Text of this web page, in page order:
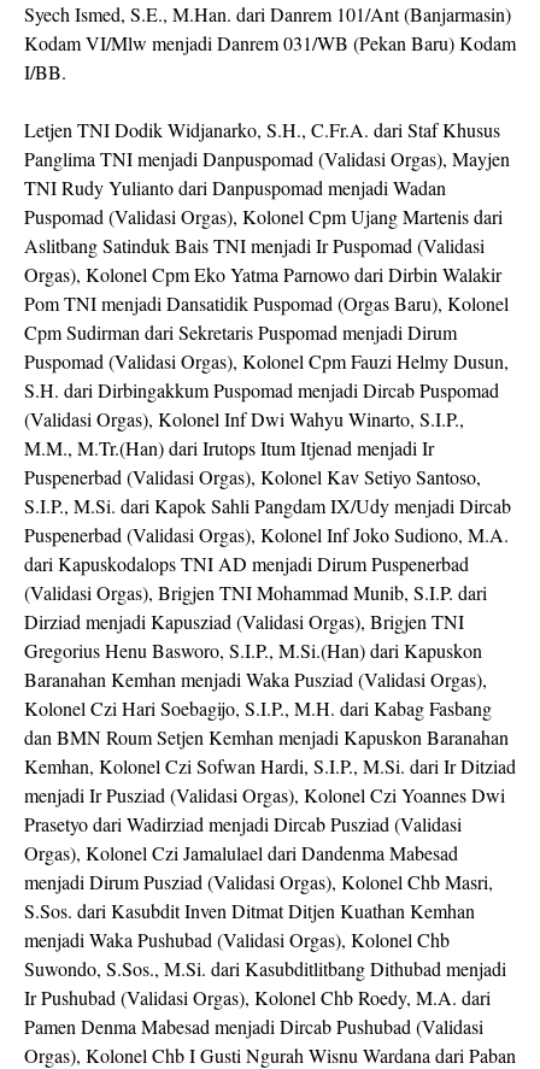
Syech Ismed, S.E., M.Han. dari Danrem 101/Ant (Banjarmasin)
Kodam VI/Mlw menjadi Danrem 031/WB (Pekan Baru) Kodam
I/BB.
Letjen TNI Dodik Widjanarko, S.H., C.Fr.A. dari Staf Khusus
Panglima TNI menjadi Danpuspomad (Validasi Orgas), Mayjen
TNI Rudy Yulianto dari Danpuspomad menjadi Wadan
Puspomad (Validasi Orgas), Kolonel Cpm Ujang Martenis dari
Aslitbang Satinduk Bais TNI menjadi Ir Puspomad (Validasi
Orgas), Kolonel Cpm Eko Yatma Parnowo dari Dirbin Walakir
Pom TNI menjadi Dansatidik Puspomad (Orgas Baru), Kolonel
Cpm Sudirman dari Sekretaris Puspomad menjadi Dirum
Puspomad (Validasi Orgas), Kolonel Cpm Fauzi Helmy Dusun,
S.H. dari Dirbingakkum Puspomad menjadi Dircab Puspomad
(Validasi Orgas), Kolonel Inf Dwi Wahyu Winarto, S.I.P.,
M.M., M.Tr.(Han) dari Irutops Itum Itjenad menjadi Ir
Puspenerbad (Validasi Orgas), Kolonel Kav Setiyo Santoso,
S.I.P., M.Si. dari Kapok Sahli Pangdam IX/Udy menjadi Dircab
Puspenerbad (Validasi Orgas), Kolonel Inf Joko Sudiono, M.A.
dari Kapuskodalops TNI AD menjadi Dirum Puspenerbad
(Validasi Orgas), Brigjen TNI Mohammad Munib, S.I.P. dari
Dirziad menjadi Kapusziad (Validasi Orgas), Brigjen TNI
Gregorius Henu Basworo, S.I.P., M.Si.(Han) dari Kapuskon
Baranahan Kemhan menjadi Waka Pusziad (Validasi Orgas),
Kolonel Czi Hari Soebagijo, S.I.P., M.H. dari Kabag Fasbang
dan BMN Roum Setjen Kemhan menjadi Kapuskon Baranahan
Kemhan, Kolonel Czi Sofwan Hardi, S.I.P., M.Si. dari Ir Ditziad
menjadi Ir Pusziad (Validasi Orgas), Kolonel Czi Yoannes Dwi
Prasetyo dari Wadirziad menjadi Dircab Pusziad (Validasi
Orgas), Kolonel Czi Jamalulael dari Dandenma Mabesad
menjadi Dirum Pusziad (Validasi Orgas), Kolonel Chb Masri,
S.Sos. dari Kasubdit Inven Ditmat Ditjen Kuathan Kemhan
menjadi Waka Pushubad (Validasi Orgas), Kolonel Chb
Suwondo, S.Sos., M.Si. dari Kasubditlitbang Dithubad menjadi
Ir Pushubad (Validasi Orgas), Kolonel Chb Roedy, M.A. dari
Pamen Denma Mabesad menjadi Dircab Pushubad (Validasi
Orgas), Kolonel Chb I Gusti Ngurah Wisnu Wardana dari Paban